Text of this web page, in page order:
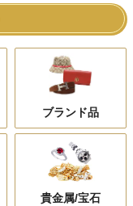
ブランド品
貴金属/宝石